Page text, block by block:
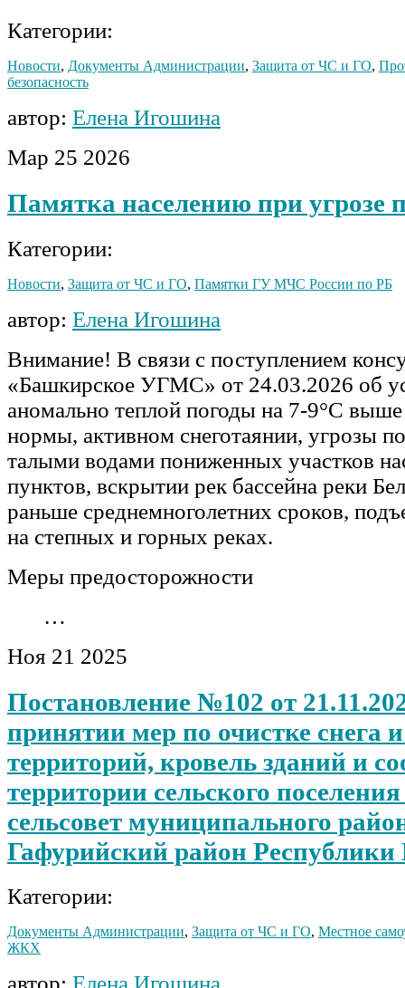
Категории:
Новости, Документы Администрации, Защита от ЧС и ГО,
безопасность
автор: Елена Игошина
Мар 25 2026
Памятка населению при угрозе
Категории:
Новости, Защита от ЧС и ГО, Памятки ГУ МЧС России по РБ
автор: Елена Игошина
Внимание! В связи с поступлением
«Башкирское УГМС» от 24.03.2026 об
аномально теплой погоды на 7-9°С
нормы, активном снеготаянии, угрозы
талыми водами пониженных участков
пунктов, вскрытии рек бассейна реки
раньше среднемноголетних сроков,
на степных и горных реках.
Меры предосторожности
…
Ноя 21 2025
Постановление №102 от
принятии мер по очистке снега
территорий, кровель зданий и
территории сельского
сельсовет муниципального
Гафурийский район
Категории:
Документы Администрации, Защита от ЧС и ГО, Местное
ЖКХ